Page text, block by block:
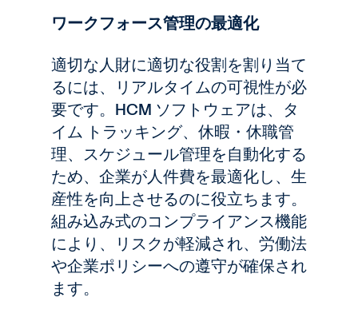
ワークフォース管理の最適化
適切な人財に適切な役割を割り当て
るには、リアルタイムの可視性が必
要です。HCM ソフトウェアは、タ
イム トラッキング、休暇・休職管
理、スケジュール管理を自動化する
ため、企業が人件費を最適化し、生
産性を向上させるのに役立ちます。
組み込み式のコンプライアンス機能
により、リスクが軽減され、労働法
や企業ポリシーへの遵守が確保され
ます。